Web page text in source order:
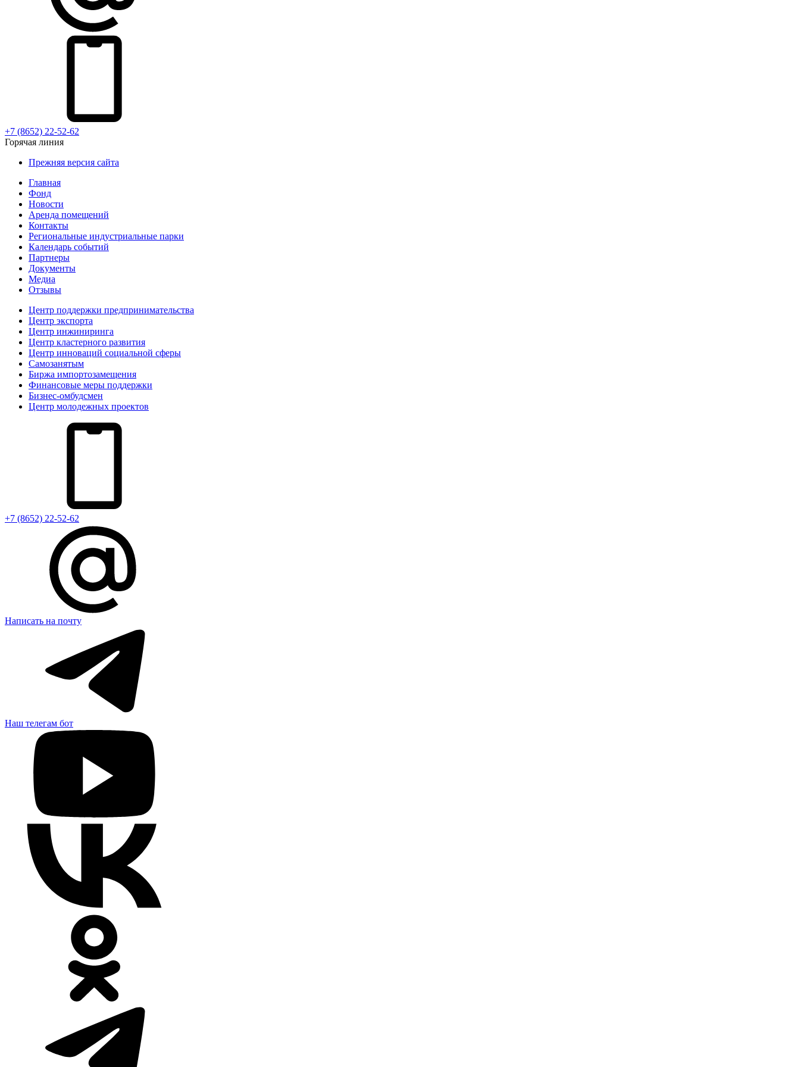
+7 (8652) 22-52-62
Горячая линия
Прежняя версия сайта
Главная
Фонд
Новости
Аренда помещений
Контакты
Региональные индустриальные парки
Календарь событий
Партнеры
Документы
Медиа
Отзывы
Центр поддержки предпринимательства
Центр экспорта
Центр инжиниринга
Центр кластерного развития
Центр инноваций социальной сферы
Cамозанятым
Биржа импортозамещения
Финансовые меры поддержки
Бизнес-омбудсмен
Центр молодежных проектов
+7 (8652) 22-52-62
Написать на почту
Наш телегам бот